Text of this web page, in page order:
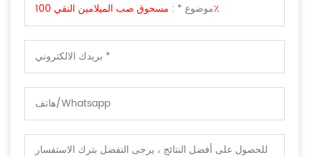
موضوع * :مسحوق صب الميلامين النقي 100٪